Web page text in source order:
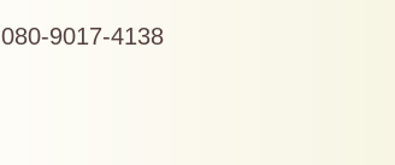
080-9017-4138